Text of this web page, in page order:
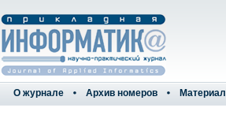
О журнале Архив номеров